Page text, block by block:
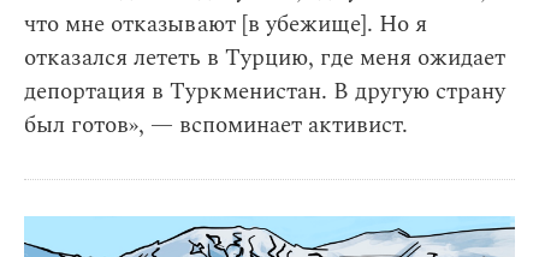
что мне отказывают [в убежище]. Но я
отказался лететь в Турцию, где меня ожидает
депортация в Туркменистан. В другую страну
был готов», — вспоминает активист.